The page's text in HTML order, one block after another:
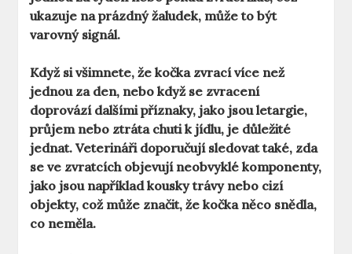
ukazuje na prázdný žaludek, může to být
varovný signál.
Když si všimnete, že kočka zvrací více než
jednou za den, nebo když se zvracení
doprovází dalšími příznaky, jako jsou letargie,
průjem nebo ztráta chuti k jídlu, je důležité
jednat. Veterináři doporučují sledovat také, zda
se ve zvratcích objevují neobvyklé komponenty,
jako jsou například kousky trávy nebo cizí
objekty, což může značit, že kočka něco snědla,
co neměla.